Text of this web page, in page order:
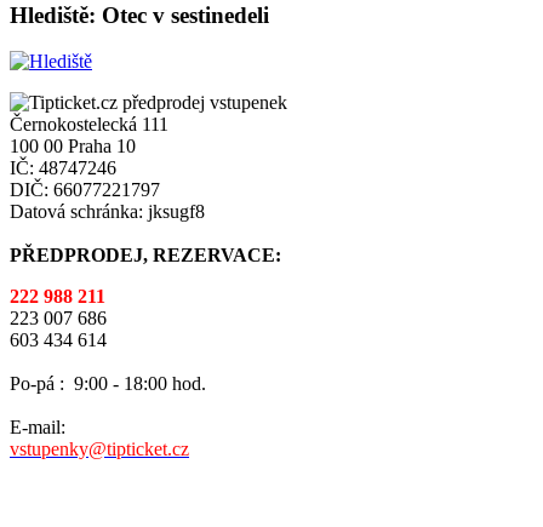
Hlediště: Otec v sestinedeli
Černokostelecká 111
100 00 Praha 10
IČ: 48747246
DIČ: 66077221797
Datová schránka: jksugf8
PŘEDPRODEJ, REZERVACE:
222 988 211
223 007 686
603 434 614
Po-pá : 9:00 - 18:00 hod.
E-mail:
vstupenky@tipticket.cz